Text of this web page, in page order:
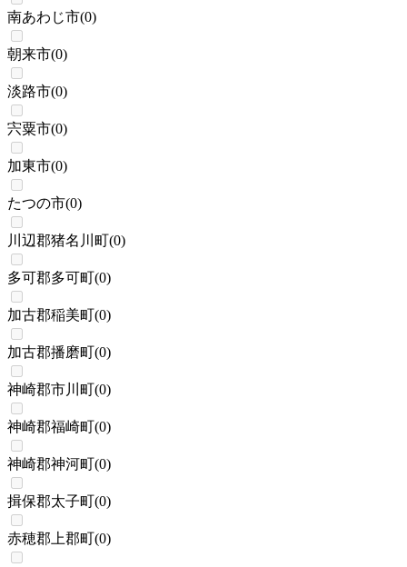
南あわじ市(0)
朝来市(0)
淡路市(0)
宍粟市(0)
加東市(0)
たつの市(0)
川辺郡猪名川町(0)
多可郡多可町(0)
加古郡稲美町(0)
加古郡播磨町(0)
神崎郡市川町(0)
神崎郡福崎町(0)
神崎郡神河町(0)
揖保郡太子町(0)
赤穂郡上郡町(0)